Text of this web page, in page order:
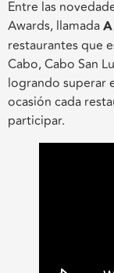
Entre las
Awards, llamada
restaurantes que
Cabo, Cabo San
logrando superar
ocasión cada
participar.